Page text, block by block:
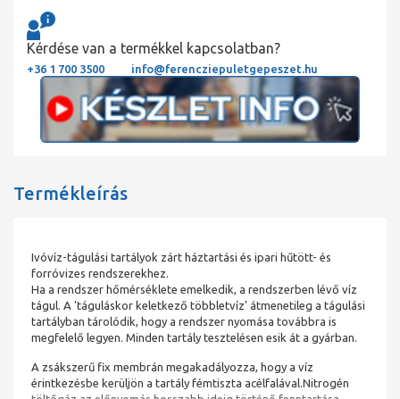
Kérdése van a termékkel kapcsolatban?
+36 1 700 3500 info@ferencziepuletgepeszet.hu
Termékleírás
Ivóvíz-tágulási tartályok zárt háztartási és ipari hűtött- és
forróvizes rendszerekhez.
Ha a rendszer hőmérséklete emelkedik, a rendszerben lévő víz
tágul. A 'táguláskor keletkező többletvíz' átmenetileg a tágulási
tartályban tárolódik, hogy a rendszer nyomása továbbra is
megfelelő legyen. Minden tartály tesztelésen esik át a gyárban.
A zsákszerű fix membrán megakadályozza, hogy a víz
érintkezésbe kerüljön a tartály fémtiszta acélfalával.Nitrogén